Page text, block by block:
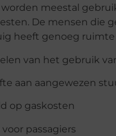
meestal
De mensen die
heeft genoeg
van het gebruik
aan aangewezen
op gaskosten
passagiers